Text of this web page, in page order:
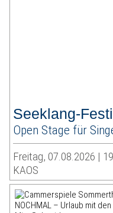
Seeklang-
Open Stage für
Freitag, 07.08.2026 |
KAOS